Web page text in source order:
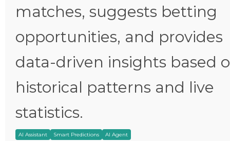
matches, suggests betting
opportunities, and provides
data-driven insights based
historical patterns and live
statistics.
AI Assistant Smart Predictions AI Agent